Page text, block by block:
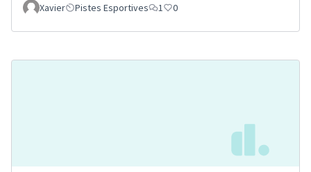
Xavier
Pistes Esportives 1 0